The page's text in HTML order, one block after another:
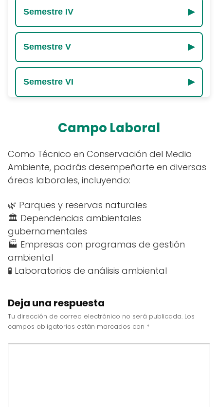
Aplicación de normas ambientales
Control de residuos sólidos y peligrosos
Semestre IV ▶
Vigilancia ambiental
Gestión de recursos naturales
Educación ambiental y participación social
Semestre V ▶
Desarrollo de proyectos ambientales
Normatividad ambiental
Evaluación de impacto ambiental
Semestre VI ▶
Participación en restauración ecológica
Campo Laboral
Como Técnico en Conservación del Medio
Ambiente, podrás desempeñarte en diversas
áreas laborales, incluyendo:
🌿 Parques y reservas naturales
🏛️ Dependencias ambientales
gubernamentales
🏭 Empresas con programas de gestión
ambiental
🧪 Laboratorios de análisis ambiental
Deja una respuesta
Tu dirección de correo electrónico no será publicada. Los
campos obligatorios están marcados con *